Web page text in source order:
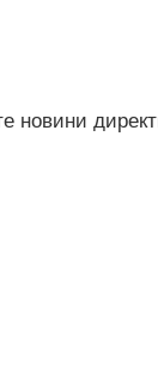
новини